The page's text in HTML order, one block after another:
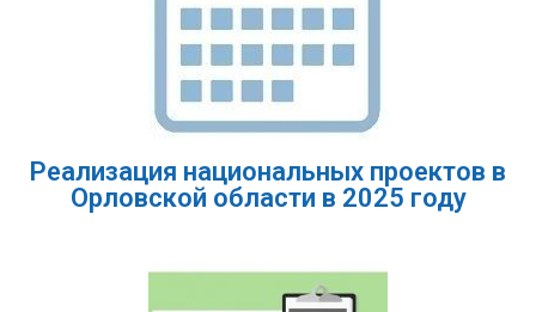
Реализация национальных проектов в
Орловской области в 2025 году